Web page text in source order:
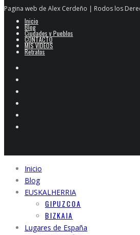
Pagina web de Alex Cerdeño | Rodos los
Inicio
Blog
Ciudades y Pueblos
CONTACTO
MIS VIDEOS
Retratos
Inicio
Blog
EUSKALHERRIA
GIPUZCOA
BIZKAIA
Lugares de España